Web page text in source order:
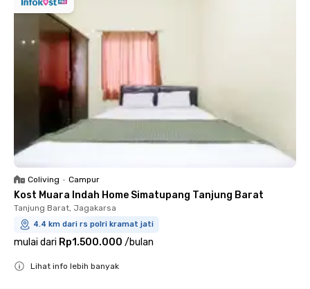
Coliving • Campur
Kost Muara Indah Home Simatupang Tanjung Barat
Tanjung Barat, Jagakarsa
4.4 km dari rs polri kramat jati
mulai dari Rp1.500.000 /bulan
Lihat info lebih banyak